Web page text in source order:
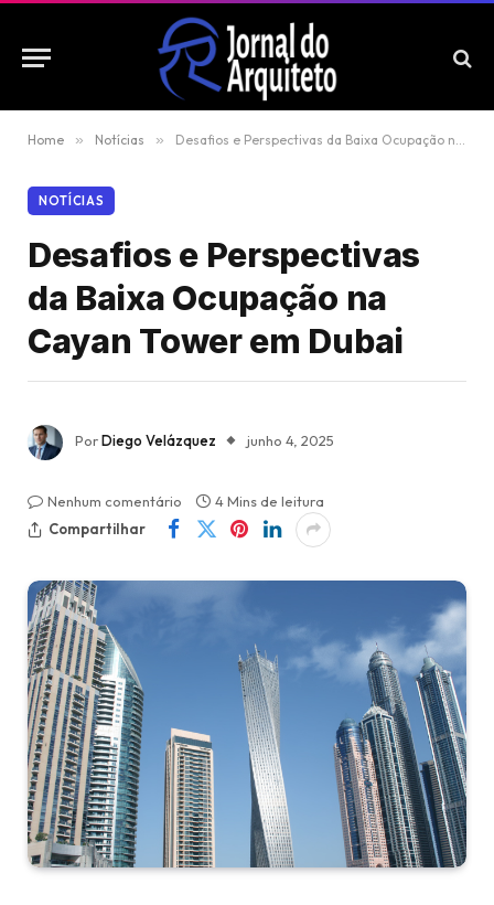
Home » Notícias » Desafios e Perspectivas da Baixa Ocupação na Cayan Tower em Dubai
NOTÍCIAS
Desafios e Perspectivas
da Baixa Ocupação na
Cayan Tower em Dubai
PorDiego Velázquez junho 4, 2025
Nenhum comentário
4 Mins de leitura
Compartilhar